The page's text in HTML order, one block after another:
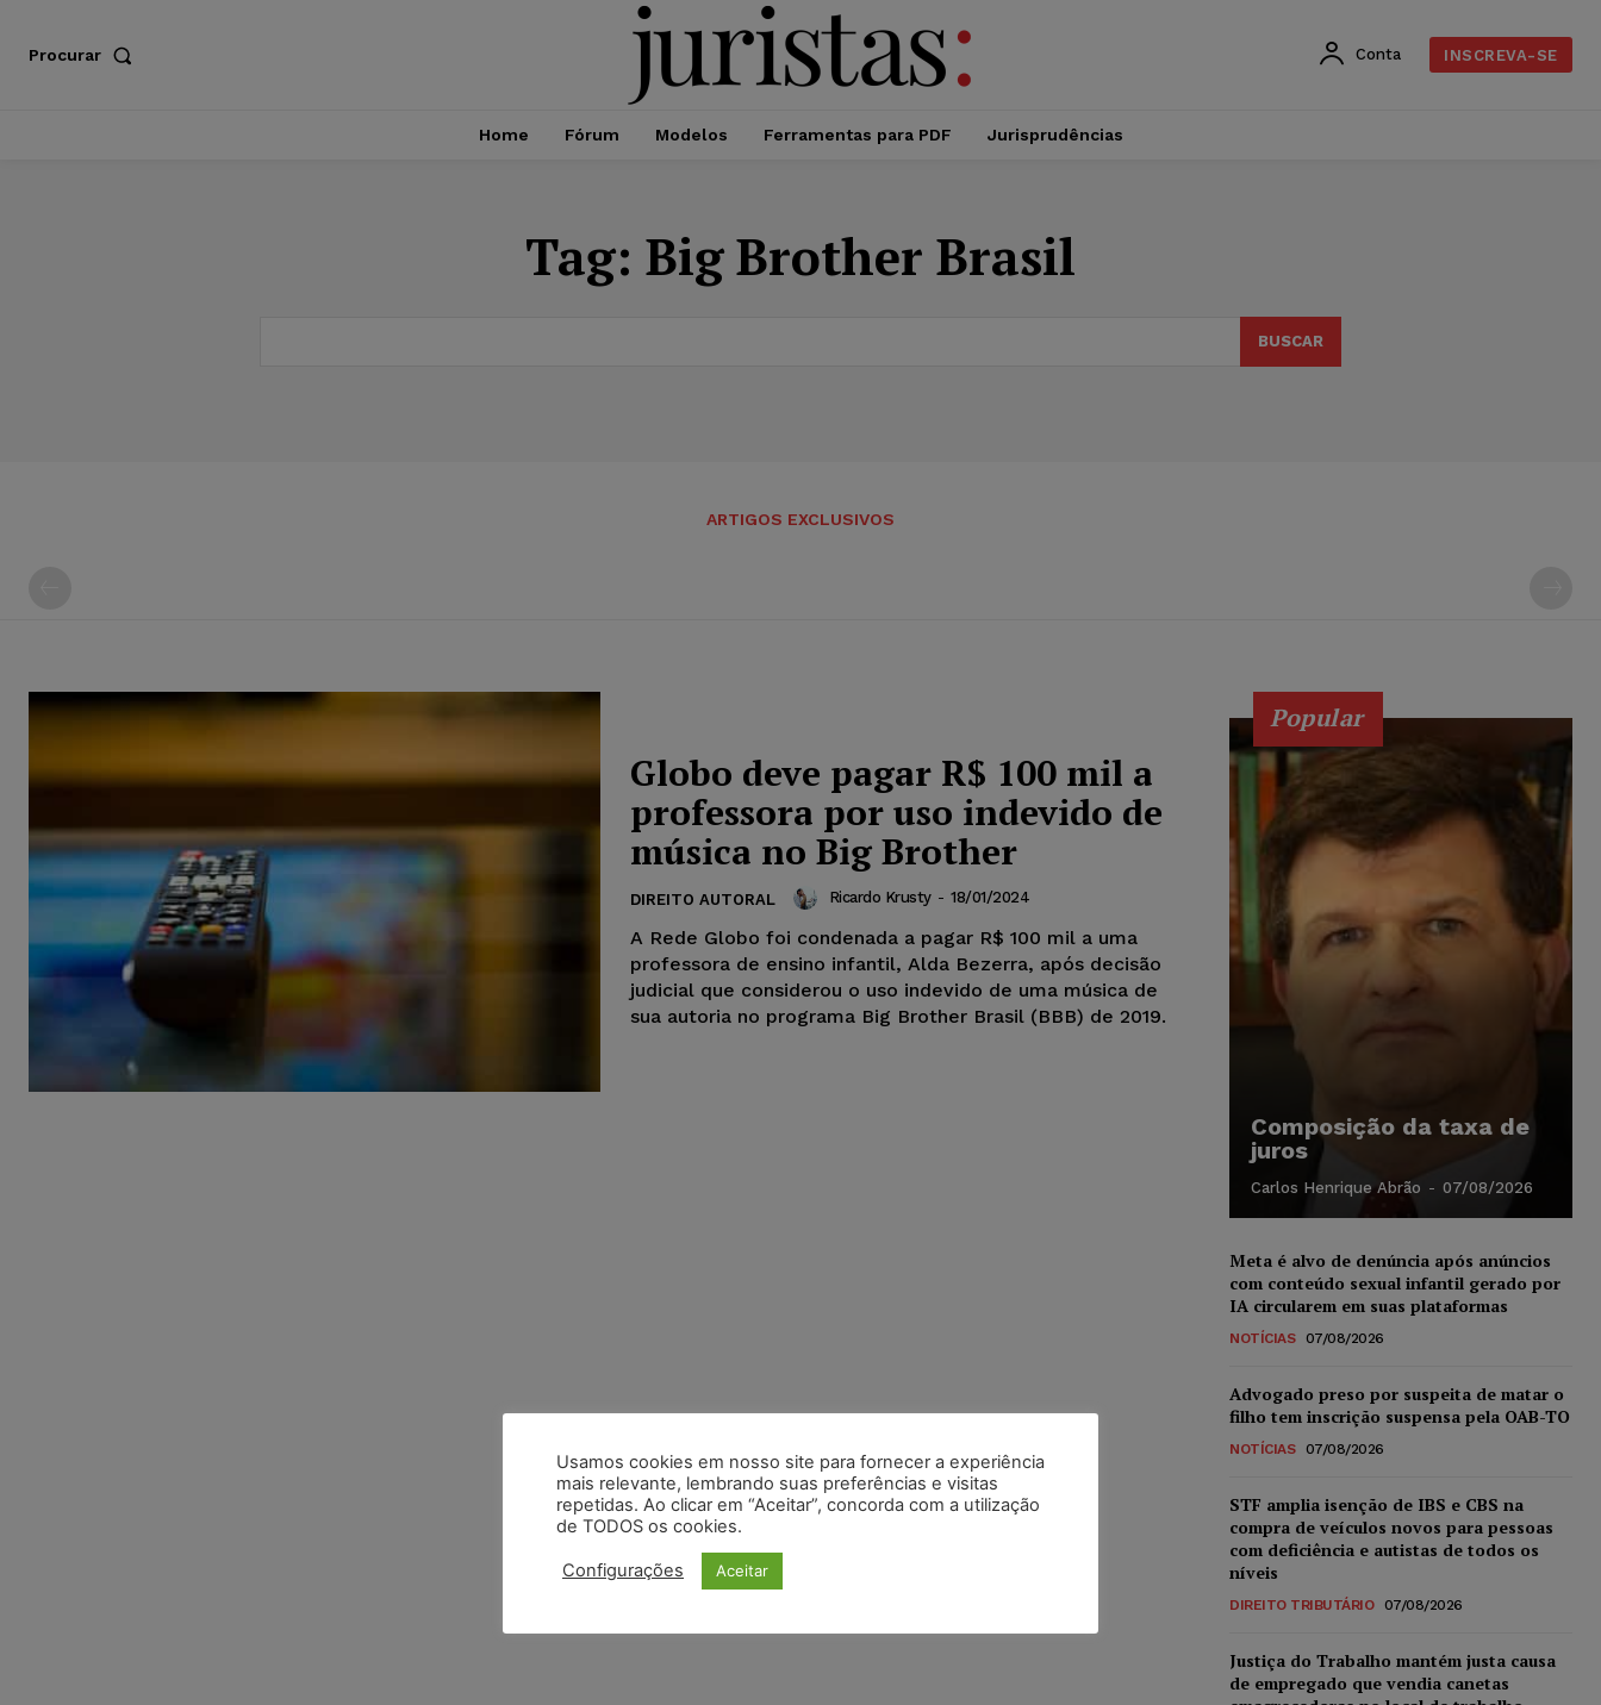
Procurar Conta INSCREVA-SE
Home Fórum Modelos Ferramentas para PDF Jurisprudências
Tag: Big Brother Brasil
BUSCAR
ARTIGOS EXCLUSIVOS
Globo deve pagar R$ 100 mil a
professora por uso indevido de
música no Big Brother
DIREITO AUTORAL Ricardo Krusty - 18/01/2024
A Rede Globo foi condenada a pagar R$ 100 mil a uma
professora de ensino infantil, Alda Bezerra, após decisão
judicial que considerou o uso indevido de uma música de
sua autoria no programa Big Brother Brasil (BBB) de 2019.
Popular
Composição da taxa de
juros
Carlos Henrique Abrão - 07/08/2026
Meta é alvo de denúncia após anúncios
com conteúdo sexual infantil gerado por
IA circularem em suas plataformas
NOTÍCIAS 07/08/2026
Advogado preso por suspeita de matar o
filho tem inscrição suspensa pela OAB-TO
NOTÍCIAS 07/08/2026
STF amplia isenção de IBS e CBS na
compra de veículos novos para pessoas
com deficiência e autistas de todos os
níveis
DIREITO TRIBUTÁRIO 07/08/2026
Justiça do Trabalho mantém justa causa
de empregado que vendia canetas
Usamos cookies em nosso site para fornecer a experiência
mais relevante, lembrando suas preferências e visitas
repetidas. Ao clicar em “Aceitar”, concorda com a utilização
de TODOS os cookies.
Configurações Aceitar